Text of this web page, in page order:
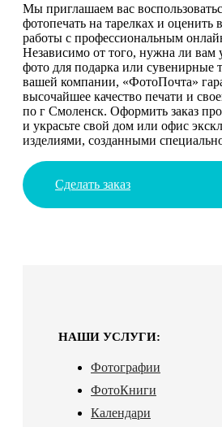
Мы приглашаем вас
фотопечать на тарелках и оценить
работы с профессиональным
Независимо от того, нужна ли вам
фото для подарка или сувенирные
вашей компании, «ФотоПочта»
высочайшее качество печати и
по г Смоленск. Оформить заказ
и украсьте свой дом или офис
изделиями, созданными
Сделать заказ
НАШИ УСЛУГИ:
Фотографии
ФотоКниги
Календари